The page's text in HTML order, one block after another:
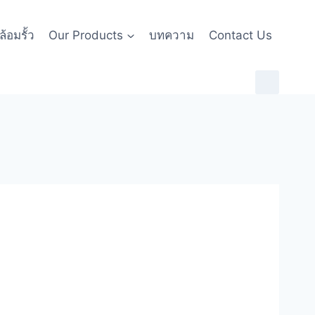
อมรั้ว Our Products บทความ Contact Us